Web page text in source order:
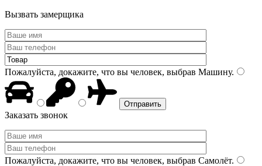
Вызвать замерщика
Пожалуйста, докажите, что вы человек, выбрав Машину.
Заказать звонок
Пожалуйста, докажите, что вы человек, выбрав Самолёт.